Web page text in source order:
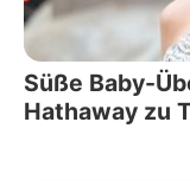
Süße Baby-
Hathaway zu